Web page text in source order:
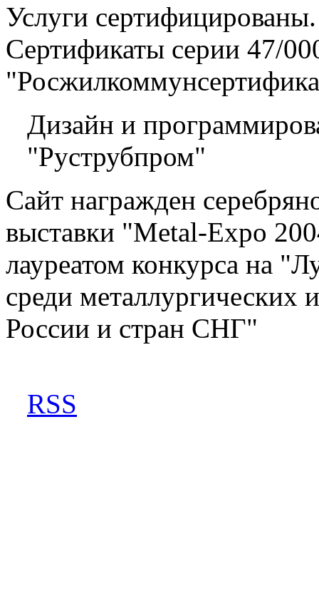
Услуги сертифицированы.
Сертификаты серии 47/
Дизайн и
"Руструбпром"
Сайт награжден
выставки "Metal-Expo
лауреатом конкурса на
среди металлургических
России и стран СНГ"
RSS